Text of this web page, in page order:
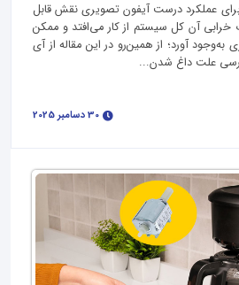
برای عملکرد درست آیفون تصویری نقش قابل
خرابی آن کل سیستم از کار می‌افتد و ممکن
آورد؛ از همین‌رو در این مقاله از آی‌
علت‌ داغ شدن...